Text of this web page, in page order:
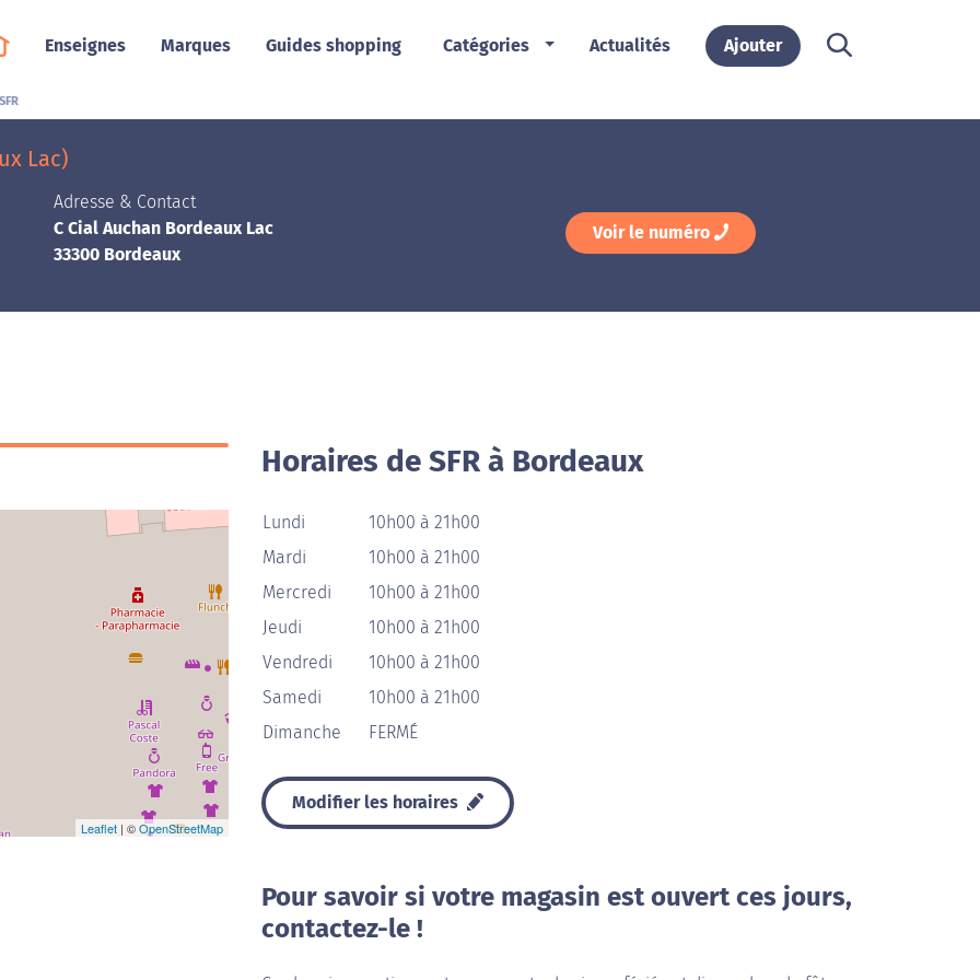
Enseignes Marques Guides shopping Catégories Actualités Ajouter
SFR
Lac)
Adresse & Contact
C Cial Auchan Bordeaux Lac
33300 Bordeaux
Voir le numéro
Leaflet | ©OpenStreetMap
Horaires de SFR à Bordeaux
Lundi
10h00 à 21h00
Mardi
10h00 à 21h00
Mercredi
10h00 à 21h00
Jeudi
10h00 à 21h00
Vendredi
10h00 à 21h00
Samedi
10h00 à 21h00
Dimanche
FERMÉ
Modifier les horaires
Pour savoir si votre magasin est ouvert ces jours,
contactez-le !